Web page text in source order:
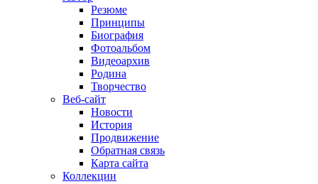
Резюме
Принципы
Биография
Фотоальбом
Видеоархив
Родина
Творчество
Веб-сайт
Новости
История
Продвижение
Обратная связь
Карта сайта
Коллекции